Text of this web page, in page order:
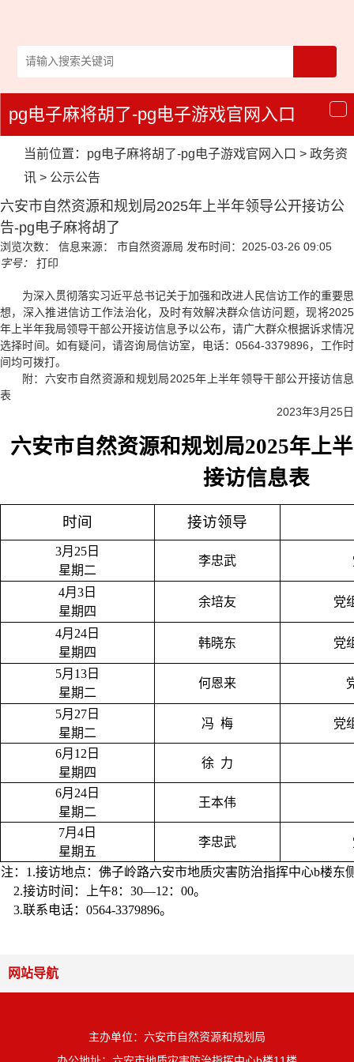
导
航
pg电子麻将胡了-pg电子游戏官网入口
当前位置： pg电子麻将胡了-pg电子游戏官网入口 > 政务资
讯 > 公示公告
六安市自然资源和规划局2025年上半年领导公开接访公
告-pg电子麻将胡了
浏览次数： 信息来源： 市自然资源局 发布时间：2025-03-26 09:05
字号：
打印
为深入贯彻落实习近平总书记关于加强和改进人民信访工作的重要思
想，深入推进信访工作法治化，及时有效解决群众信访问题，现将2025
年上半年我局领导干部公开接访信息予以公布，请广大群众根据诉求情况
选择时间。如有疑问，请咨询局信访室，电话：0564-3379896，工作时
间均可拨打。
附：六安市自然资源和规划局2025年上半年领导干部公开接访信息
表
2023年3月25日
六安市自然资源和规划局2025年上
接访信息表
时间 接访领导
3月25日
星期二
李忠武
4月3日
星期四
余培友 党
4月24日
星期四
韩晓东 党
5月13日
星期二
何恩来
5月27日
星期二
冯 梅 党
6月12日
星期四
徐 力
6月24日
星期二
王本伟
7月4日
星期五
李忠武
注：1.接访地点：佛子岭路六安市地质灾害防治指挥中心b楼东
2.接访时间：上午8：30—12：00。
3.联系电话：0564-3379896。
网站导航
主办单位：六安市自然资源和规划局